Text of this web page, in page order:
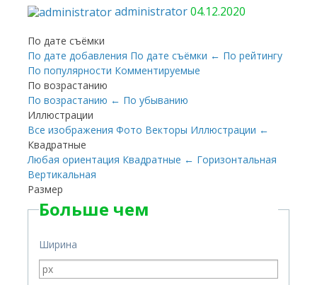
administrator04.12.2020
По дате съёмки
По дате добавления По дате съёмки ← По рейтингу
По популярности Комментируемые
По возрастанию
По возрастанию ← По убыванию
Иллюстрации
Все изображенияФото Векторы Иллюстрации ←
Квадратные
Любая ориентация Квадратные ← Горизонтальная
Вертикальная
Размер
Больше чем
Ширина